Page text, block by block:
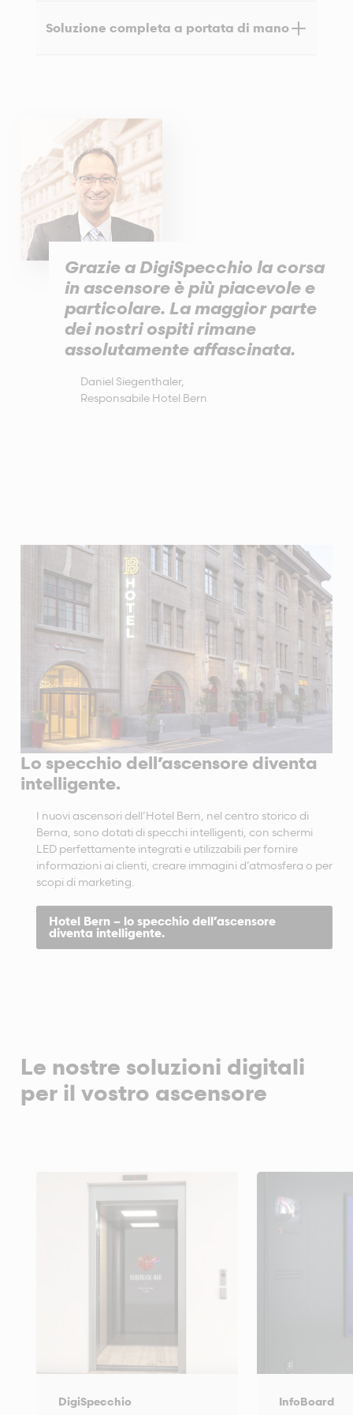
multimediale per le e gli utenti del vostro
Soluzione completa a portata di mano
del software fino alla manutenzione.
Grazie a DigiSpecchio la corsa
in ascensore è più piacevole e
particolare. La maggior parte
dei nostri ospiti rimane
assolutamente affascinata.
Daniel Siegenthaler,
Responsabile Hotel Bern
Lo specchio dell’ascensore diventa
intelligente.
I nuovi ascensori dell’Hotel Bern, nel centro storico di
Berna, sono dotati di specchi intelligenti, con schermi
LED perfettamente integrati e utilizzabili per fornire
informazioni ai clienti, creare immagini d’atmosfera o per
scopi di marketing.
Hotel Bern – lo specchio dell’ascensore
diventa intelligente.
Le nostre soluzioni digitali
per il vostro ascensore
DigiSpecchio InfoBoard